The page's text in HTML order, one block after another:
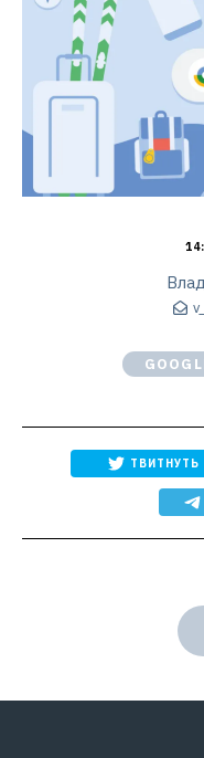
ТВИТНУТЬ